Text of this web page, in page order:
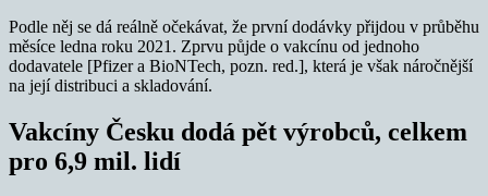
Podle něj se dá reálně očekávat, že první dodávky přijdou v průběhu
měsíce ledna roku 2021. Zprvu půjde o vakcínu od jednoho
dodavatele [Pfizer a BioNTech, pozn. red.], která je však náročnější
na její distribuci a skladování.
Vakcíny Česku dodá pět výrobců, celkem
pro 6,9 mil. lidí